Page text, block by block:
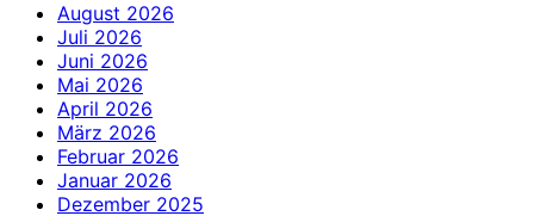
August 2026
Juli 2026
Juni 2026
Mai 2026
April 2026
März 2026
Februar 2026
Januar 2026
Dezember 2025